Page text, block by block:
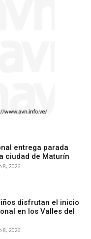
entrega parada
ciudad de Maturín
8, 2026
disfrutan el inicio
en los Valles del
8, 2026